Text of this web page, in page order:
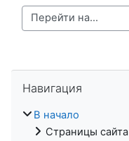
Перейти на...
Навигация
В начало
Страницы сайта